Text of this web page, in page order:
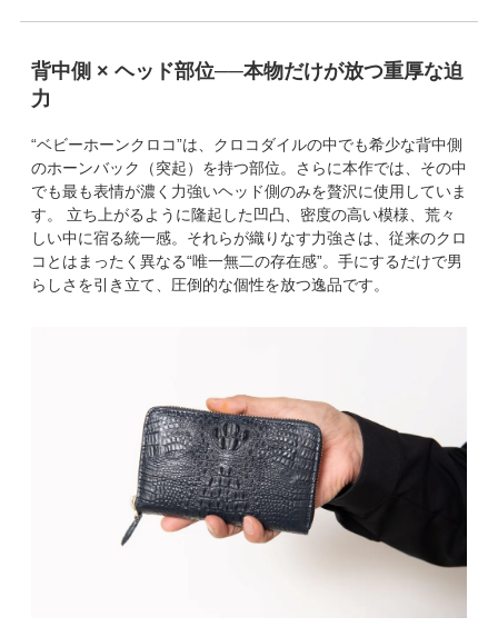
背中側 × ヘッド部位──本物だけが放つ重厚な迫
力
“ベビーホーンクロコ”は、クロコダイルの中でも希少な背中側
のホーンバック（突起）を持つ部位。さらに本作では、その中
でも最も表情が濃く力強いヘッド側のみを贅沢に使用していま
す。 立ち上がるように隆起した凹凸、密度の高い模様、荒々
しい中に宿る統一感。それらが織りなす力強さは、従来のクロ
コとはまったく異なる“唯一無二の存在感”。手にするだけで男
らしさを引き立て、圧倒的な個性を放つ逸品です。